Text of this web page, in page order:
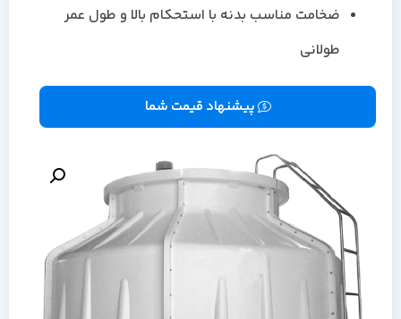
ضخامت مناسب بدنه با استحکام بالا و طول عمر
طولانی
پیشنهاد قیمت شما